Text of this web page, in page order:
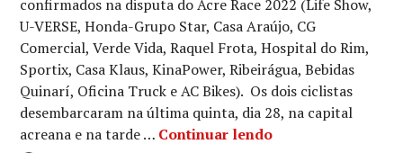
confirmados na disputa do Acre Race 2022 (Life Show,
U-VERSE, Honda-Grupo Star, Casa Araújo, CG
Comercial, Verde Vida, Raquel Frota, Hospital do Rim,
Sportix, Casa Klaus, KinaPower, Ribeirágua, Bebidas
Quinarí, Oficina Truck e AC Bikes). Os dois ciclistas
desembarcaram na última quinta, dia 28, na capital
acreana e na tarde … Continuar lendo